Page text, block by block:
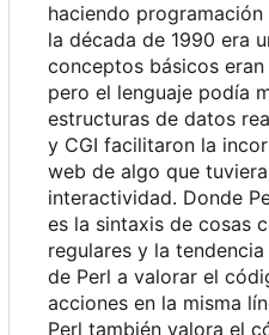
haciendo
la década de 1990 era
conceptos básicos
pero el lenguaje podía
estructuras de datos
y CGI facilitaron la
web de algo que
interactividad. Donde
es la sintaxis de cosas
regulares y la
de Perl a valorar el
acciones en la misma
Perl también valora el